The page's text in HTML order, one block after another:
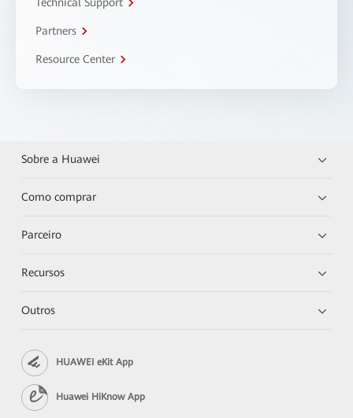
Partners
Resource Center
Sobre a Huawei
Como comprar
Parceiro
Recursos
Outros
HUAWEI eKit App
Huawei HiKnow App